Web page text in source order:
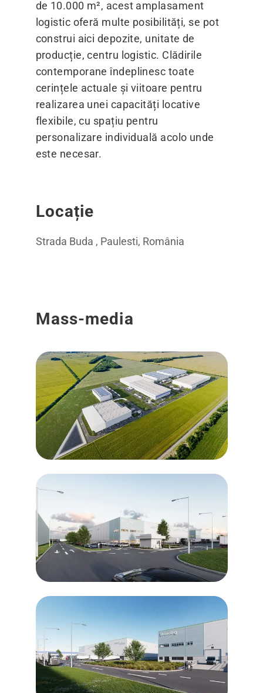
de 10.000 m², acest amplasament
logistic oferă multe posibilități, se pot
construi aici depozite, unitate de
producție, centru logistic. Clădirile
contemporane îndeplinesc toate
cerințele actuale și viitoare pentru
realizarea unei capacități locative
flexibile, cu spațiu pentru
personalizare individuală acolo unde
este necesar.
Locație
Strada Buda , Paulesti, România
Mass-media